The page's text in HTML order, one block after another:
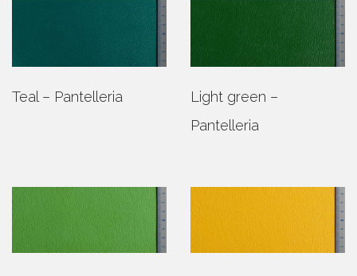
Teal – Pantelleria
Light green –
Pantelleria